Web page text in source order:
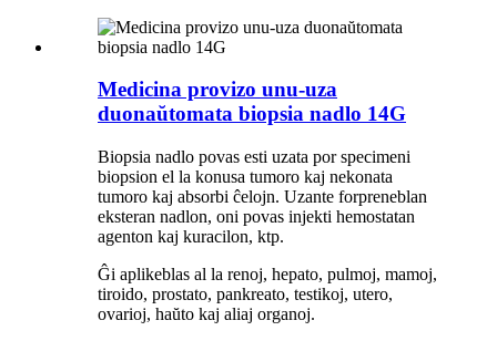
Medicina provizo unu-uza
duonaŭtomata biopsia nadlo 14G
Biopsia nadlo povas esti uzata por specimeni
biopsion el la konusa tumoro kaj nekonata
tumoro kaj absorbi ĉelojn. Uzante forpreneblan
eksteran nadlon, oni povas injekti hemostatan
agenton kaj kuracilon, ktp.
Ĝi aplikeblas al la renoj, hepato, pulmoj, mamoj,
tiroido, prostato, pankreato, testikoj, utero,
ovarioj, haŭto kaj aliaj organoj.